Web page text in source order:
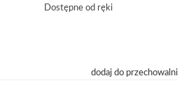
Dostępne od ręki
dodaj do przechowalni